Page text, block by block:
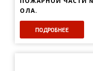
ОЛА.
ПОДРОБНЕЕ